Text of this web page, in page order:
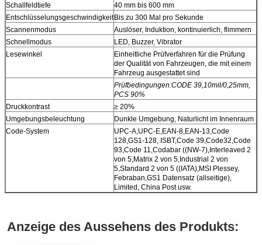
Schallfeldtiefe
40 mm bis 600 mm
EntschlüsselungsgeschwindigkeitBis zu 300 Mal pro Sekunde
Scannenmodus
Auslöser, Induktion, kontinuierlich, flimmern
Schnellmodus
LED, Buzzer, Vibrator
Lesewinkel
Einheitliche Prüfverfahren für die Prüfung
der Qualität von Fahrzeugen, die mit einem
Fahrzeug ausgestattet sind
Prüfbedingungen:CODE 39,10mil/0,25mm,
PCS 90%
Druckkontrast
≥ 20%
Umgebungsbeleuchtung
Dunkle Umgebung, Naturlicht im Innenraum
Code-System
UPC-A,UPC-E,EAN-8,EAN-13,Code
128,GS1-128, ISBT,Code 39,Code32,Code
93,Code 11,Codabar ((NW-7),Interleaved 2
von 5,Matrix 2 von 5,Industrial 2 von
5,Standard 2 von 5 ((IATA),MSI Plessey,
Febraban,GS1 Datensatz (allseitige),
Limited, China Post usw.
Anzeige des Aussehens des Produkts: